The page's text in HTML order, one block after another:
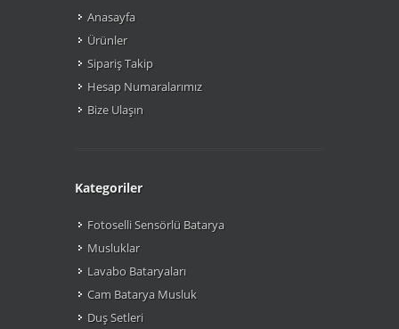
Anasayfa
Ürünler
Sipariş Takip
Hesap Numaralarımız
Bize Ulaşın
Kategoriler
Fotoselli Sensörlü Batarya
Musluklar
Lavabo Bataryaları
Cam Batarya Musluk
Duş Setleri